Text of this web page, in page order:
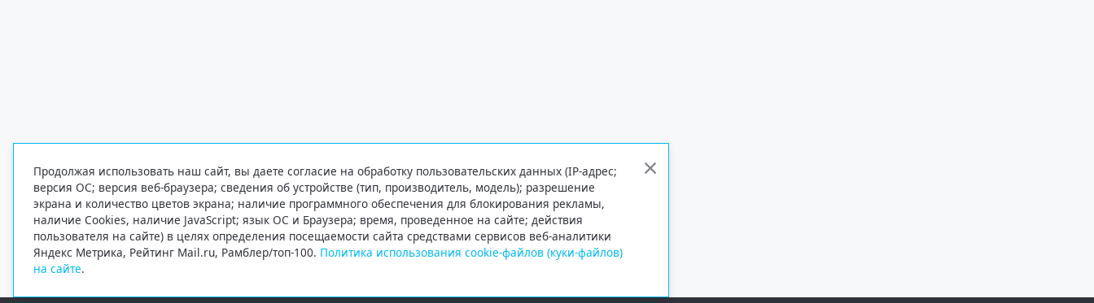
Продолжая использовать наш сайт, вы даете согласие на обработку пользовательских данных (IP-адрес;
версия ОС; версия веб-браузера; сведения об устройстве (тип, производитель, модель); разрешение
экрана и количество цветов экрана; наличие программного обеспечения для блокирования рекламы,
наличие Cookies, наличие JavaScript; язык ОС и Браузера; время, проведенное на сайте; действия
пользователя на сайте) в целях определения посещаемости сайта средствами сервисов веб-аналитики
Яндекс Метрика, Рейтинг Mail.ru, Рамблер/топ-100. Политика использования cookie-файлов (куки-файлов)
на сайте.